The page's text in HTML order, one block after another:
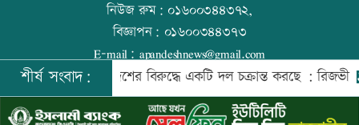
বিমানবন্দরে বাড়ছে নিরাপত্তা, বসছে অ্যান্টি-
ড্রোন সিস্টেম
বিশ্ব মাতৃদুগ্ধ দিবস আজ
নিউজ রুম:০১৬০০৩৪৪৩৭২,
বিজ্ঞাপন: ০১৬০০৩৪৪৩৭৩
E-mail: apandeshnews@gmail.com
©২০২৬ |আপন দেশ ডটকমকর্তৃক সর্বসত্ব ® সংরক্ষিত | উন্নয়নে
ইমিথমেকারস.কম
শীর্ষ সংবাদ:দেশের বিরুদ্ধে একটি দল চক্রান্ত করছে : রিজভী